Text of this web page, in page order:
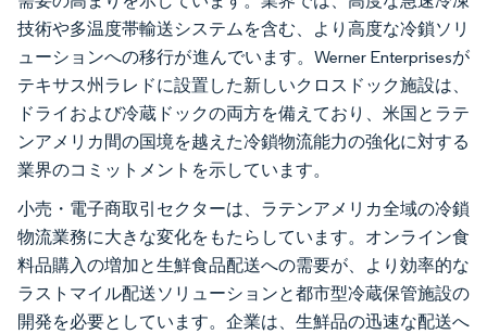
技術や多温度帯輸送システムを含む、より高度な冷鎖ソリ
ューションへの移行が進んでいます。Werner Enterprisesが
テキサス州ラレドに設置した新しいクロスドック施設は、
ドライおよび冷蔵ドックの両方を備えており、米国とラテ
ンアメリカ間の国境を越えた冷鎖物流能力の強化に対する
業界のコミットメントを示しています。
小売・電子商取引セクターは、ラテンアメリカ全域の冷鎖
物流業務に大きな変化をもたらしています。オンライン食
料品購入の増加と生鮮食品配送への需要が、より効率的な
ラストマイル配送ソリューションと都市型冷蔵保管施設の
開発を必要としています。企業は、生鮮品の迅速な配送へ